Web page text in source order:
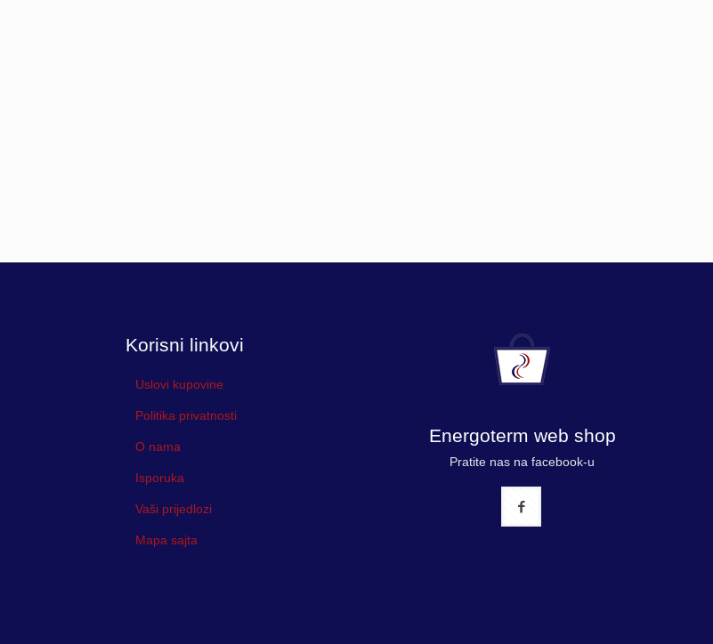
Korisni linkovi
Uslovi kupovine
Politika privatnosti
O nama
Isporuka
Vaši prijedlozi
Mapa sajta
Energoterm web shop
Pratite nas na facebook-u